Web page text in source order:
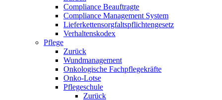
Compliance Beauftragte
Compliance Management System
Lieferkettensorgfaltspflichtengesetz
Verhaltenskodex
Pflege
Zurück
Wundmanagement
Onkologische Fachpflegekräfte
Onko-Lotse
Pflegeschule
Zurück